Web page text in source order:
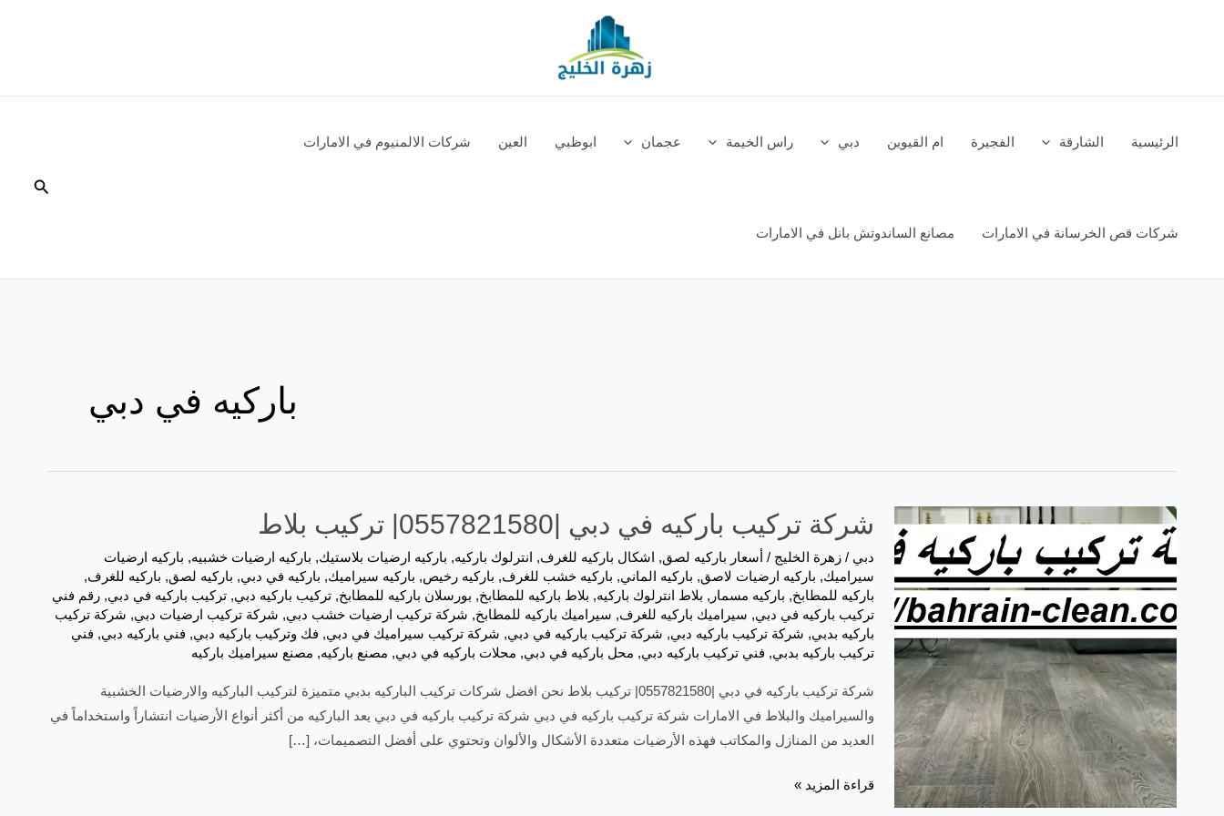
الرئيسية الشارقة الفجيرة ام القيوين دبي راس الخيمة عجمان ابوظبي العين شركات الالمنيوم في الامارات
شركات قص الخرسانة في الامارات مصانع الساندوتش بانل في الامارات
البحث
باركيه في دبي
شركة تركيب باركيه في دبي |0557821580| تركيب بلاط
دبي /زهرة الخليج/ أسعار باركيه لصق, اشكال باركيه للغرف, انترلوك باركيه, باركيه ارضيات بلاستيك, باركيه ارضيات خشبيه, باركيه ارضيات
سيراميك, باركيه ارضيات لاصق, باركيه الماني, باركيه خشب للغرف, باركيه رخيص, باركيه سيراميك, باركيه في دبي, باركيه لصق, باركيه للغرف,
باركيه للمطابخ, باركيه مسمار , بلاط انترلوك باركيه, بلاط باركيه للمطابخ, بورسلان باركيه للمطابخ,تركيب باركيه دبي,تركيب باركيه في دبي,رقم فني
تركيب باركيه في دبي, سيراميك باركيه للغرف, سيراميك باركيه للمطابخ, شركة تركيب ارضيات خشب دبي, شركة تركيب ارضيات دبي, شركة تركيب
باركيه بدبي, شركة تركيب باركيه دبي, شركة تركيب باركيه في دبي, شركة تركيب سيراميك في دبي, فك وتركيب باركيه دبي, فني باركيه دبي, فني
تركيب باركيه بدبي, فني تركيب باركيه دبي, محل باركيه في دبي, محلات باركيه في دبي, مصنع باركيه, مصنع سيراميك باركيه
شركة تركيب باركيه في دبي |0557821580| تركيب بلاط نحن افضل شركات تركيب الباركيه بدبي متميزة لتركيب الباركيه والارضيات الخشبية
والسيراميك والبلاط في الامارات شركة تركيب باركيه في دبي شركة تركيب باركيه في دبي يعد الباركيه من أكثر أنواع الأرضيات انتشاراً واستخداماً في
العديد من المنازل والمكاتب فهذه الأرضيات متعددة الأشكال والألوان وتحتوي على أفضل التصميمات، […]
شركة
قراءة المزيد »